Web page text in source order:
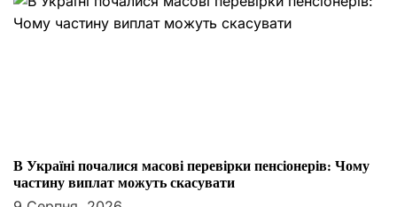
В Україні почалися масові перевірки пенсіонерів: Чому
частину виплат можуть скасувати